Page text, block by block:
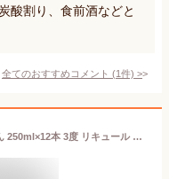
酸割り、食前酒などと
全てのおすすめコメント (1件) >
送料無料 薩摩スパークリングゆずどん 250ml×12本 3度 リキュール 贈り物 お土産 鹿児島